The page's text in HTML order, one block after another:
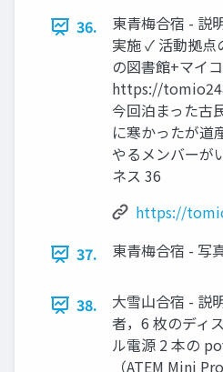
36.
東青梅合宿 - 説
実施 ✓ 活動拠点
の図書館+マイ
https://
今回泊まった古
に寒かったが道
やるメンバーが
ネス 36
https://
37.
東青梅合宿 - 写
38.
大雪山合宿 - 説
者，6 枚のディ
ル電源 2 本の
（ATEM Mini